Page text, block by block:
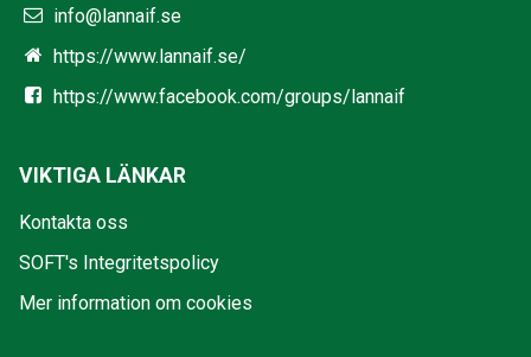
info@lannaif.se
https://www.lannaif.se/
https://www.facebook.com/groups/lannaif
VIKTIGA LÄNKAR
Kontakta oss
SOFT's Integritetspolicy
Mer information om cookies